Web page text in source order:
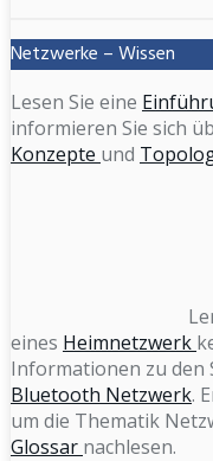
Netzwerke – Wissen
Lesen Sie eine
informieren Sie sich
Konzepte und
eines Heimnetzwerk
Informationen zu den
Bluetooth Netzwerk.
um die Thematik
Glossar nachlesen.